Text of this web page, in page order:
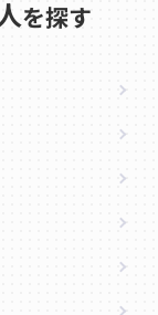
を探す